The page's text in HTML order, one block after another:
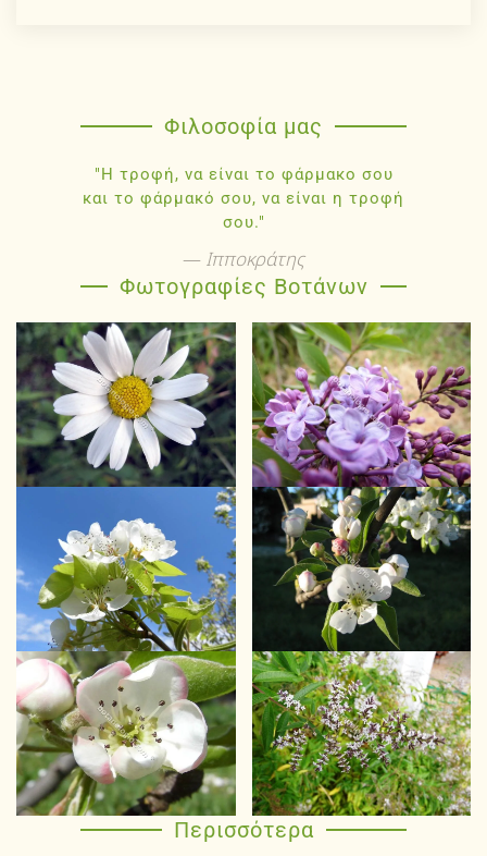
Φιλοσοφία μας
"Η τροφή, να είναι το φάρμακο σου
και το φάρμακό σου, να είναι η τροφή
σου."
Ιπποκράτης
Φωτογραφίες Βοτάνων
Περισσότερα